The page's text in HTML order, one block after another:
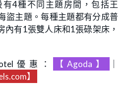
4種不同主題房間，包括王
盜主題。每種主題都有分成普
內有1張雙人床和1張碌架床，
優惠： 【Agoda】
】